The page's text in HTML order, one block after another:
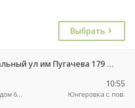
Выбрать
Саратов АВ Центральный ул им Пугачева 179 А — Балашов (Привокзальная площадь 7) 603-1
Саратов (ул. Аткарская, дом 66 А)
10:55
Юнгеровка с. пов.